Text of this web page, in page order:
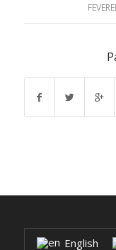
English